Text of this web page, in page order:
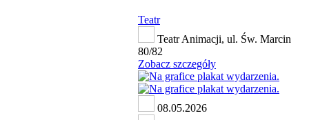
Teatr
Teatr Animacji, ul. Św. Marcin
80/82
Zobacz szczegóły
08.05.2026